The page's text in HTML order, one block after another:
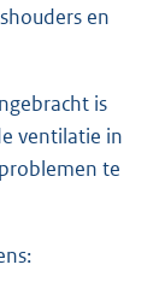
en
is
ventilatie in
te